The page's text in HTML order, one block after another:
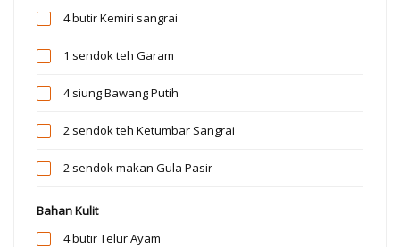
4 butirKemiri sangrai
1 sendok teh Garam
4 siungBawang Putih
2 sendok teh Ketumbar Sangrai
2 sendok makan Gula Pasir
Bahan Kulit
4 butirTelur Ayam